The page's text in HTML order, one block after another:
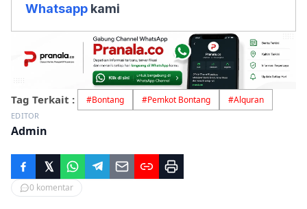
Whatsapp kami
Tag Terkait : #Bontang #Pemkot Bontang #Alquran
EDITOR
Admin
0 komentar